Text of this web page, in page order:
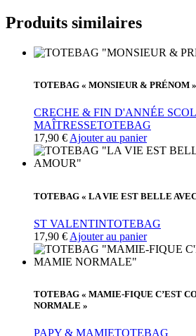
Produits similaires
TOTEBAG « MONSIEUR & PRÉNOM »
CRECHE & FIN D'ANNÉE
MAÎTRESSETOTEBAG
17,90 € Ajouter au panier
TOTEBAG « LA VIE EST BELLE
ST VALENTINTOTEBAG
17,90 € Ajouter au panier
TOTEBAG « MAMIE-FIQUE C’EST
NORMALE »
PAPY & MAMIETOTEBAG